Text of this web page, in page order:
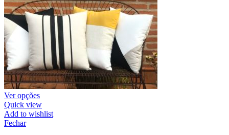
Ver opções
Quick view
Add to wishlist
Fechar